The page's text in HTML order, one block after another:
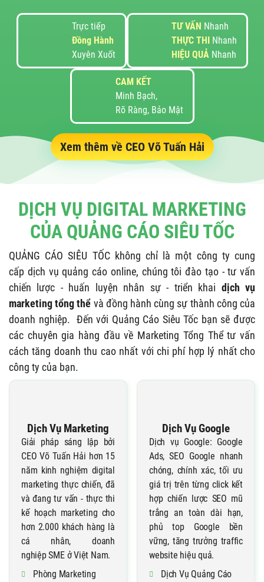
Trực tiếp
Đồng Hành
Xuyên Xuốt
TƯ VẤN Nhanh
THỰC THI
Nhanh
HIỆU QUẢNhanh
CAM KẾT
Minh Bạch,
Rõ Ràng, Bảo Mật
Xem thêm về CEO Võ Tuấn Hải
DỊCH VỤ DIGITAL MARKETING
CỦA QUẢNG CÁO SIÊU TỐC
QUẢNG CÁO SIÊU TỐC không chỉ là một công ty cung
cấp dịch vụ quảng cáo online, chúng tôi đào tạo - tư vấn
chiến lược - huấn luyện nhân sự - triển khai dịch vụ
marketing tổng thể và đồng hành cùng sự thành công của
doanh nghiệp. Đến với Quảng Cáo Siêu Tốc bạn sẽ được
các chuyên gia hàng đầu về Marketing Tổng Thể tư vấn
cách tăng doanh thu cao nhất với chi phí hợp lý nhất cho
công ty của bạn.
Dịch Vụ Marketing
Giải pháp sáng lập bởi
CEO Võ Tuấn Hải hơn 15
năm kinh nghiệm digital
marketing thực chiến, đã
và đang tư vấn - thực thi
kế hoạch marketing cho
hơn 2.000 khách hàng là
cá nhân, doanh
nghiệp SME ở Việt Nam.
Phòng Marketing
Dịch Vụ Google
Dịch vụ Google: Google
Ads, SEO Google nhanh
chóng, chính xác, tối ưu
giá trị trên từng click kết
hợp chiến lược SEO mũ
trắng an toàn dài hạn,
phủ top Google bền
vững, tăng trưởng traffic
website hiệu quả.
Dịch Vụ Quảng Cáo